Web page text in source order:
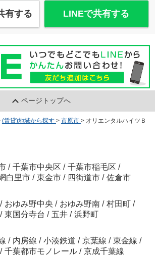
有する LINEで共有する
ページトップへ
(賃貸)地域から探す > 市原市 > オリエンタルハイツＢ
/ 千葉市中央区 / 千葉市稲毛区 /
白里市 / 東金市 / 四街道市 / 佐倉市
/ おゆみ野中央 / おゆみ野南 / 村田町 /
/ 東国分寺台 / 五井 / 浜野町
/ 内房線 / 小湊鉄道 / 京葉線 / 東金線 /
/ 千葉都市モノレール / 京成千葉線